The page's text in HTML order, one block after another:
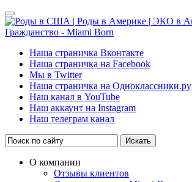
Наша страничка Вконтакте
Наша страничка на Facebook
Мы в Twitter
Наша страничка на Одноклассники.ру
Наш канал в YouTube
Наш аккаунт на Instagram
Наш телеграм канал
Искать
О компании
Отзывы клиентов